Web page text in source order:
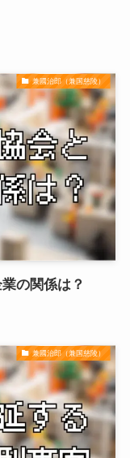
兼國治郎（兼国慈陵）
の関係は？
兼國治郎（兼国慈陵）